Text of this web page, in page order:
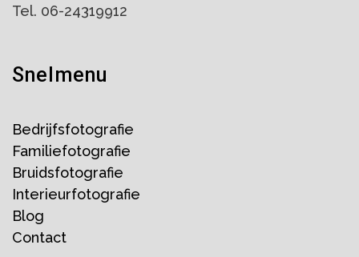
Tel. 06-24319912
Snelmenu
Bedrijfsfotografie
Familiefotografie
Bruidsfotografie
Interieurfotografie
Blog
Contact